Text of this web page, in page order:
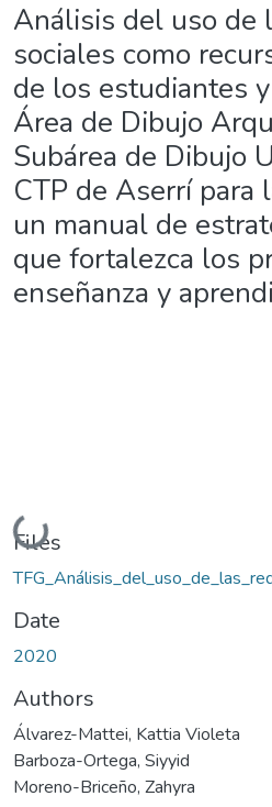
Análisis del uso de
sociales como
de los estudiantes
Área de Dibujo
Subárea de Dibujo
CTP de Aserrí para
un manual de
que fortalezca los
enseñanza y
Loading...
Files
Date
2020
Authors
Álvarez-Mattei, Kattia Violeta
Barboza-Ortega, Siyyid
Moreno-Briceño, Zahyra